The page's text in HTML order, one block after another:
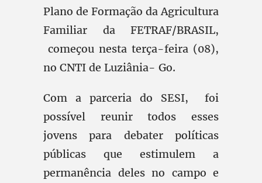
Plano de Formação da Agricultura
Familiar da FETRAF/BRASIL,
começou nesta terça-feira (08),
no CNTI de Luziânia- Go.
Com a parceria do SESI, foi
possível reunir todos esses
jovens para debater políticas
públicas que estimulem a
permanência deles no campo e